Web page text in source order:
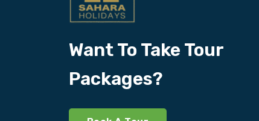
Want To Take Tour
Packages?